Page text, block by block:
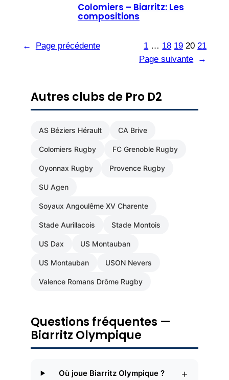
Colomiers – Biarritz: Les
compositions
← Page précédente 1 … 18 19 20 21
Page suivante
→
Autres clubs de Pro D2
AS Béziers Hérault CA Brive
Colomiers Rugby FC Grenoble Rugby
Oyonnax Rugby Provence Rugby
SU Agen
Soyaux Angoulême XV Charente
Stade Aurillacois Stade Montois
US Dax US Montauban
US Montauban USON Nevers
Valence Romans Drôme Rugby
Questions fréquentes —
Biarritz Olympique
Où joue Biarritz Olympique ? +